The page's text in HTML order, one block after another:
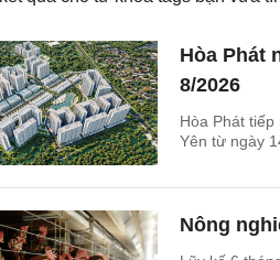
Hòa Phát
8/2026
Hòa Phát
Yên từ ngày
Nông